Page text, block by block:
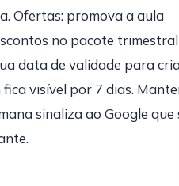
Ofertas: promova a aula
no pacote
data de validade para
visível por 7 dias.
sinaliza ao Google que